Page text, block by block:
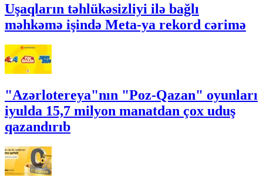
Uşaqların təhlükəsizliyi ilə bağlı
məhkəmə işində Meta-ya rekord cərimə
"Azərlotereya"nın "Poz-Qazan" oyunları
iyulda 15,7 milyon manatdan çox uduş
qazandırıb